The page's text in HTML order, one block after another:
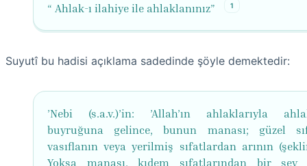
“ Ahlak-ı ilahiye ile ahlaklanınız” 1
Suyutî bu hadisi açıklama sadedinde şöyle demektedir:
’Nebi (s.a.v.)’in: ’Allah’ın ahlaklarıyla
buyruğuna gelince, bunun manası; güzel
vasıflanın veya yerilmiş sıfatlardan arının
Yoksa manası, kıdem sıfatlarından bir şey